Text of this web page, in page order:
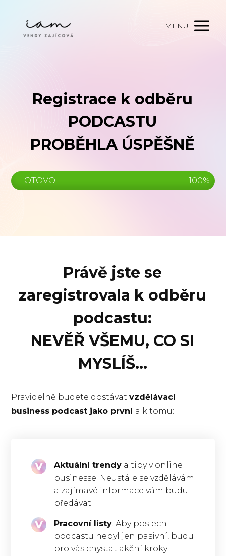
MENU
Registrace k odběru
PODCASTU
PROBĚHLA ÚSPĚŠNĚ
HOTOVO 100%
Právě jste se
zaregistrovala k odběru
podcastu:
NEVĚŘ VŠEMU, CO SI
MYSLÍŠ...
Pravidelně budete dostávatvzdělávací
business podcast jako první a k tomu:
Aktuální trendy a tipy v online
businesse. Neustále se vzdělávám
a zajímavé informace vám budu
předávat.
Pracovní listy. Aby poslech
podcastu nebyl jen pasivní, budu
pro vás chystat akční kroky